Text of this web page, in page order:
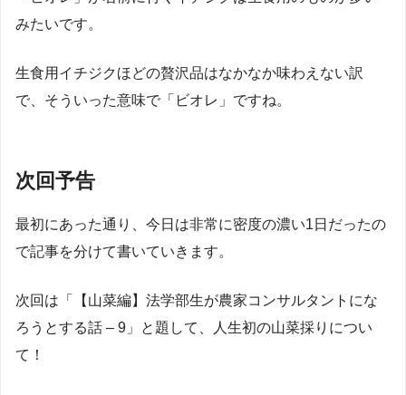
みたいです。
生食用イチジクほどの贅沢品はなかなか味わえない訳
で、そういった意味で「ビオレ」ですね。
次回予告
最初にあった通り、今日は非常に密度の濃い1日だったの
で記事を分けて書いていきます。
次回は「【山菜編】法学部生が農家コンサルタントにな
ろうとする話 – 9」と題して、人生初の山菜採りについ
て！